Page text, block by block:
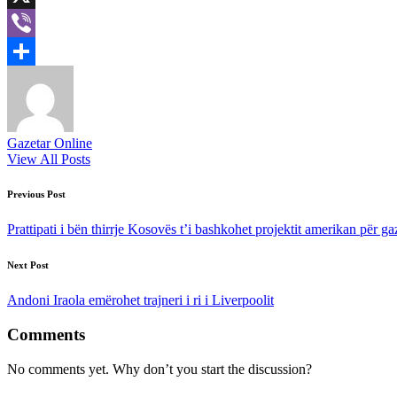
X
Viber
Gazetar Online
View All Posts
Post
navigation
Previous Post
Prattipati i bën thirrje Kosovës t’i bashkohet projektit amerikan për
Next Post
Andoni Iraola emërohet trajneri i ri i Liverpoolit
Comments
No comments yet. Why don’t you start the discussion?